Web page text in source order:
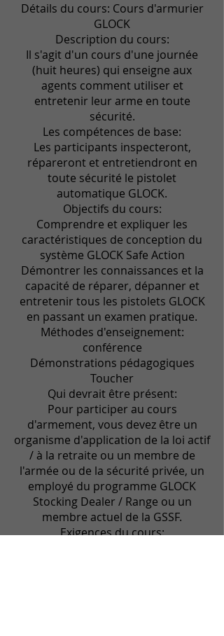
Détails du cours: Cours d'armurier
GLOCK
Description du cours:
Il s'agit d'un cours d'une journée
(huit heures) qui enseigne aux
agents comment utiliser et
entretenir leur arme en toute
sécurité.
Les compétences de base:
Les participants inspecteront,
répareront et entretiendront en
toute sécurité le pistolet
automatique GLOCK.
Objectifs du cours:
Comprendre et expliquer les
caractéristiques de conception du
système GLOCK Safe Action
Démontrer les connaissances et la
capacité de réparer, dépanner et
entretenir tous les pistolets GLOCK
en passant un examen pratique.
Méthodes d'enseignement:
conférence
Démonstrations pédagogiques
Toucher
Qui devrait être présent:
Pour participer au cours
d'armement, vous devez être un
organisme d'application de la loi actif
/ à la retraite ou un membre de
l'armée ou de la sécurité privée, un
employé du programme GLOCK
Stocking Dealer / Range ou un
membre actuel de la GSSF.
Exigences du cours: